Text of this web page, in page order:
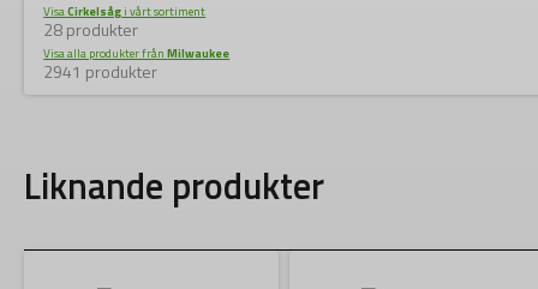
VisaCirkelsåg i vårt sortiment
28 produkter
Visa alla produkter frånMilwaukee
2941 produkter
Liknande produkter